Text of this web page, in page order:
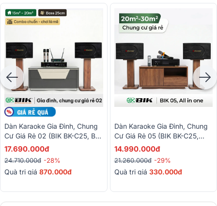
Dàn Karaoke Gia Đình, Chung
Cư Giá Rẻ 02 (BIK BK-C25, BIK
BDA-X33, BIK BJ-U100II)
17.690.000đ
24.710.000đ -28%
Quà trị giá 870.000đ
Dàn Karaoke Gia Đình, Chung
Cư Giá Rẻ 05 (BIK BK-C25,
Bksound DKA 5500)
14.990.000đ
21.260.000đ -29%
Quà trị giá 330.000đ